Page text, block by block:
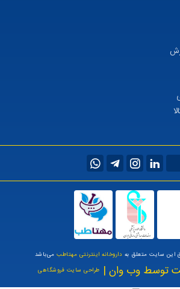
این سایت متعلق به داروخانه اینترنتی مهتاطبمی‌باشد
توسط وب وان | طراحی سایت فروشگاهی